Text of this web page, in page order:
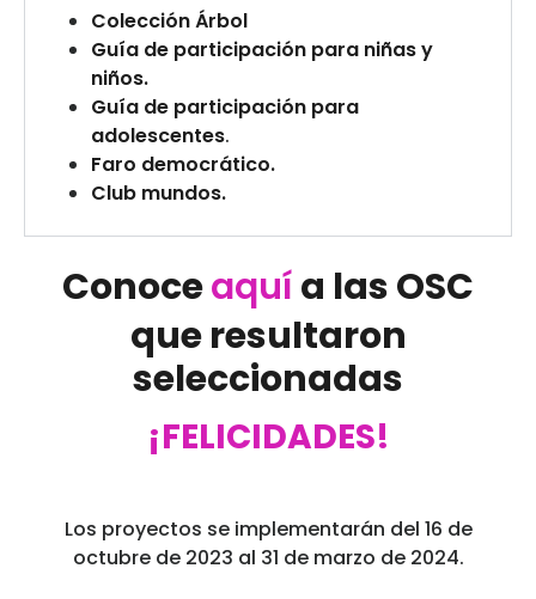
Colección Árbol
Guía de participación para niñas y
niños.
Guía de participación para
adolescentes.
Faro democrático.
Club mundos.
Conoceaquía las OSC
que resultaron
seleccionadas
¡FELICIDADES!
Los proyectos se implementarán del 16 de
octubre de 2023 al 31 de marzo de 2024.